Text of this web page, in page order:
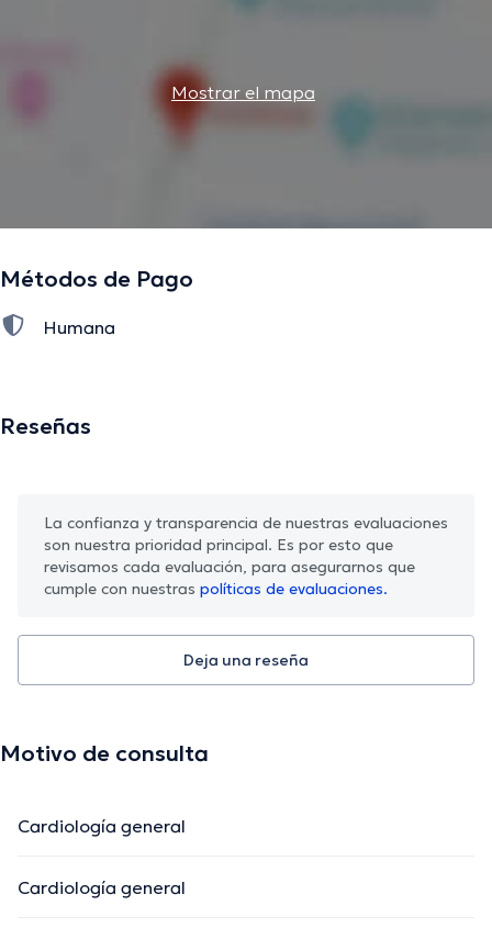
Mostrar el mapa
Métodos de Pago
Humana
Reseñas
La confianza y transparencia de nuestras evaluaciones
son nuestra prioridad principal. Es por esto que
revisamos cada evaluación, para asegurarnos que
cumple con nuestras políticas de evaluaciones.
Deja una reseña
Motivo de consulta
Cardiología general
Cardiología general